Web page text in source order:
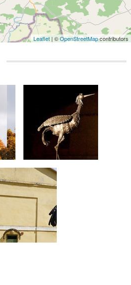
Leaflet | ©OpenStreetMapcontributors